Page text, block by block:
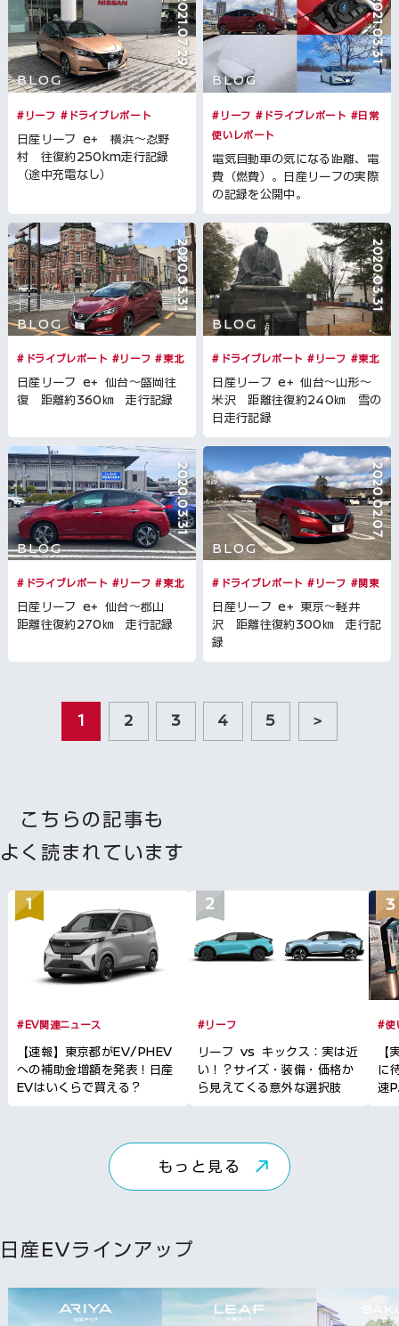
2021.07.29
BLOG
#リーフ #ドライブレポート
日産リーフ e+ 横浜～忍野
村 往復約250km走行記録
（途中充電なし）
2021.03.31
BLOG
#リーフ #ドライブレポート #日常
使いレポート
電気自動車の気になる距離、電
費（燃費）。日産リーフの実際
の記録を公開中。
2020.03.31
BLOG
#ドライブレポート #リーフ #東北
日産リーフ e+ 仙台～盛岡往
復 距離約360㎞ 走行記録
2020.03.31
BLOG
#ドライブレポート #リーフ #東北
日産リーフ e+ 仙台～山形～
米沢 距離往復約240㎞ 雪の
日走行記録
2020.03.31
BLOG
#ドライブレポート #リーフ #東北
日産リーフ e+ 仙台～郡山
距離往復約270㎞ 走行記録
2020.02.07
BLOG
#ドライブレポート #リーフ #関東
日産リーフ e+ 東京～軽井
沢 距離往復約300㎞ 走行記
録
1 2 3 4 5 >
こちらの記事も
よく読まれています
#EV関連ニュース
【速報】東京都がEV/PHEV
への補助金増額を発表！日産
EVはいくらで買える？
#リーフ
リーフ vs キックス：実は近
い！？サイズ・装備・価格か
ら見えてくる意外な選択肢
#使
【
に
速
もっと見る
日産EVラインアップ